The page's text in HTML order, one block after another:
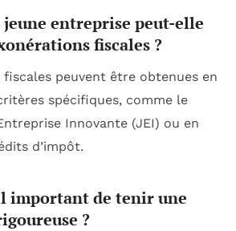
jeune entreprise peut-elle
fiscales ?
peuvent être obtenues en
spécifiques, comme le
Innovante (JEI) ou en
d’impôt.
important de tenir une
?